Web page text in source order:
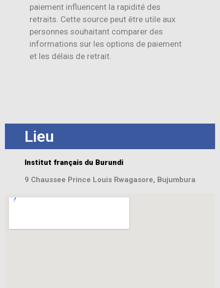
paiement influencent la rapidité des
retraits. Cette source peut être utile aux
personnes souhaitant comparer des
informations sur les options de paiement
et les délais de retrait.
Lieu
Institut français du Burundi
9 Chaussee Prince Louis Rwagasore, Bujumbura